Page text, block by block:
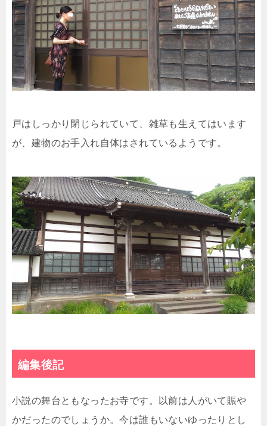
戸はしっかり閉じられていて、雑草も生えてはいます
が、建物のお手入れ自体はされているようです。
編集後記
小説の舞台ともなったお寺です。以前は人がいて賑や
かだったのでしょうか。今は誰もいないゆったりとし